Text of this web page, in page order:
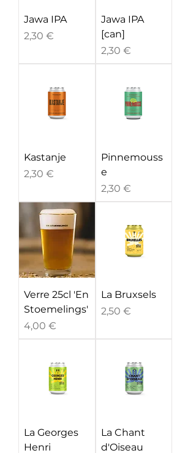
Jawa IPA
Prix
2,30 €
Jawa IPA
[can]
Prix
2,30 €
Kastanje
Prix
2,30 €
Pinnemouss
e
Prix
2,30 €
Verre 25cl 'En
Stoemelings'
Prix
4,00 €
La Bruxsels
Prix
2,50 €
La Georges
Henri
La Chant
d'Oiseau